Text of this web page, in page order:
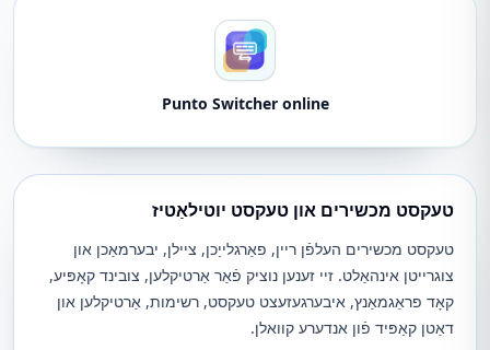
Punto Switcher online
טעקסט מכשירים און טעקסט יוטילאַטיז
טעקסט מכשירים העלפֿן ריין, פאַרגלייַכן, ציילן, יבערמאַכן און
צוגרייטן אינהאַלט. זיי זענען נוציק פֿאַר אַרטיקלען, צובינד קאָפּיע,
קאָד פראַגמאַנץ, איבערגעזעצט טעקסט, רשימות, אַרטיקלען און
דאַטן קאַפּיד פֿון אנדערע קוואלן.